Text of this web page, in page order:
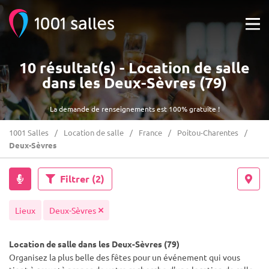
La demande de renseignements est 100% gratuite !
10 résultat(s) - Location de salle
dans les Deux-Sèvres (79)
1001 Salles Location de salle France
Poitou-Charentes
Deux-Sèvres
Filtrer (2)
Lieux Deux-Sèvres
Location de salle dans les Deux-Sèvres (79)
Organisez la plus belle des fêtes pour un événement qui vous